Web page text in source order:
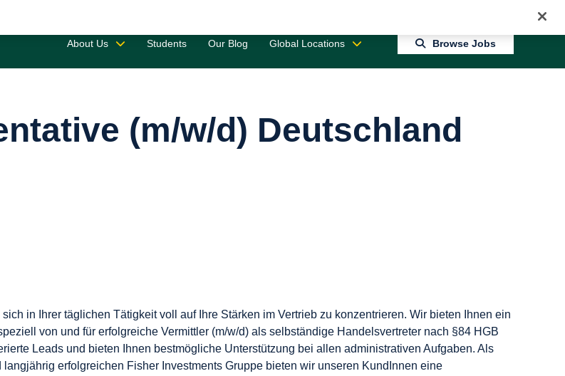
About Us Students Our Blog Global Locations Browse Jobs
(m/w/d) Deutschland
in Ihrer täglichen Tätigkeit voll auf Ihre Stärken im Vertrieb zu konzentrieren. Wir bieten Ihnen ein
von und für erfolgreiche Vermittler (m/w/d) als selbständige Handelsvertreter nach §84 HGB
Leads und bieten Ihnen bestmögliche Unterstützung bei allen administrativen Aufgaben. Als
erfolgreichen Fisher Investments Gruppe bieten wir unseren KundInnen eine